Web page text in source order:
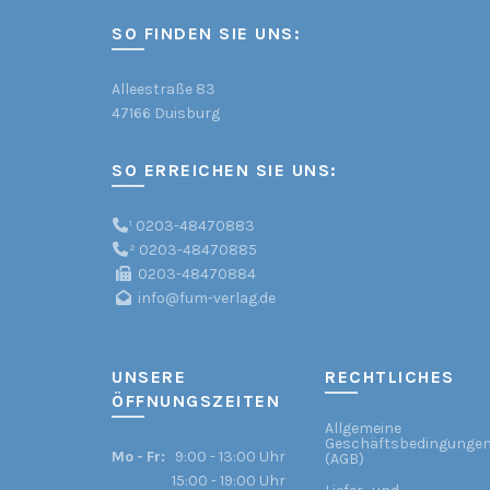
may
page
SO FINDEN SIE UNS:
Alleestraße 83
47166 Duisburg
SO ERREICHEN SIE UNS:
¹ 0203-48470883
² 0203-48470885
0203-48470884
info@fum-verlag.de
UNSERE
ÖFFNUNGSZEITEN
Mo - Fr:
9:00 - 13:00 Uhr
15:00 - 19:00 Uhr
RECHTLICHES
Allgemeine
Geschäftsbedingungen
(AGB)